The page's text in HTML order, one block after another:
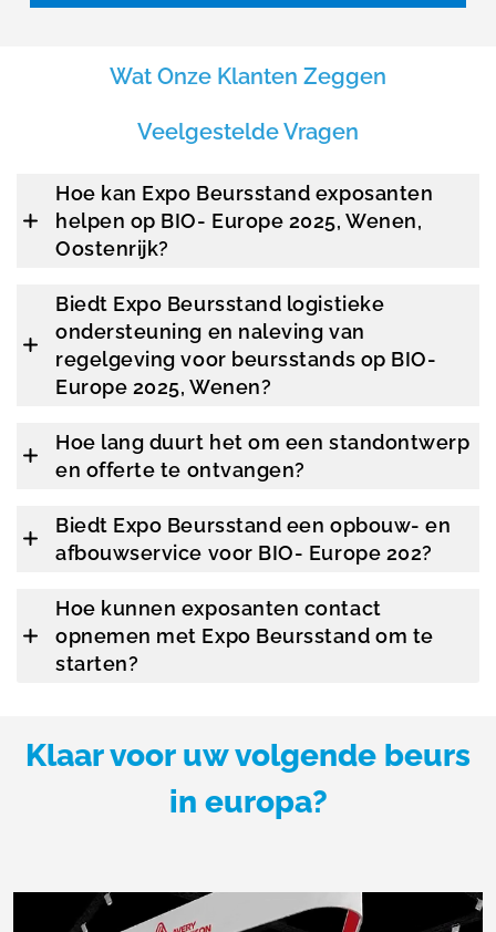
Wat Onze Klanten Zeggen
Veelgestelde Vragen
Hoe kan Expo Beursstand exposanten
helpen op BIO- Europe 2025, Wenen,
Oostenrijk?
Biedt Expo Beursstand logistieke
ondersteuning en naleving van
regelgeving voor beursstands op BIO-
Europe 2025, Wenen?
Hoe lang duurt het om een standontwerp
en offerte te ontvangen?
Biedt Expo Beursstand een opbouw- en
afbouwservice voor BIO- Europe 202?
Hoe kunnen exposanten contact
opnemen met Expo Beursstand om te
starten?
Klaar voor uw volgende beurs
in europa?